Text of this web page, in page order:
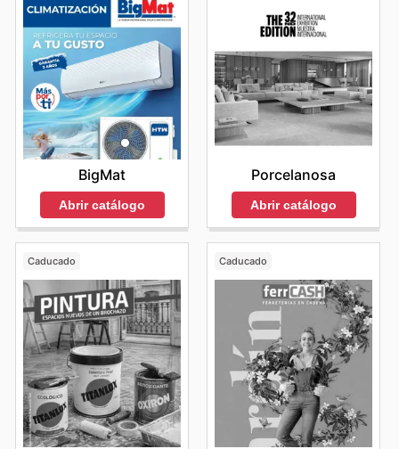
BigMat
Abrir catálogo
Porcelanosa
Abrir catálogo
Caducado Caducado